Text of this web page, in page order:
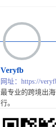
Veryfb
网址：https://
最专业的跨境出
行。